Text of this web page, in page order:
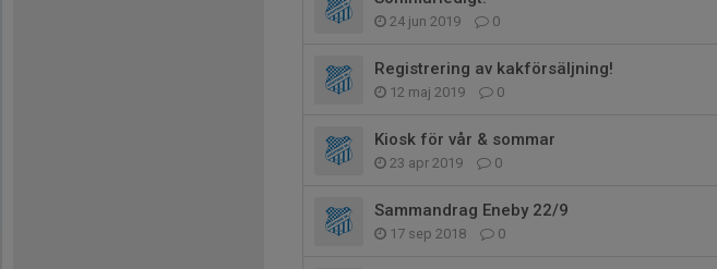
24 jun 2019 0
Registrering av kakförsäljning!
12 maj 2019 0
Kiosk för vår & sommar
23 apr 2019 0
Sammandrag Eneby 22/9
17 sep 2018 0